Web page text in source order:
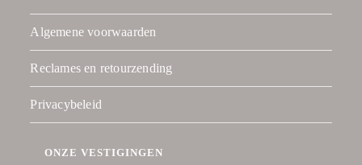
Algemene voorwaarden
Reclames en retourzending
Privacybeleid
ONZE VESTIGINGEN